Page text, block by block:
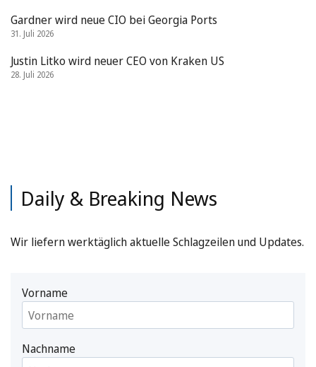
Gardner wird neue CIO bei Georgia Ports
31. Juli 2026
Justin Litko wird neuer CEO von Kraken US
28. Juli 2026
Daily & Breaking News
Wir liefern werktäglich aktuelle Schlagzeilen und Updates.
Vorname
Nachname